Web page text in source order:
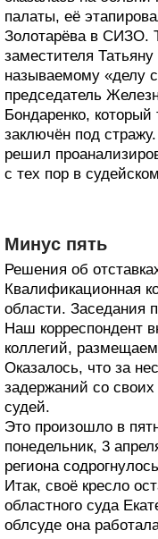
палаты, её
Золотарёва в СИЗО.
заместителя
называемому «делу
председатель
Бондаренко,
заключён под
решил
с тех пор в
Минус пять
Решения об
Квалификационная
области. Заседания
Наш корреспондент
коллегий,
Оказалось, что за
задержаний со
судей.
Это произошло в
понедельник, 3
региона
Итак, своё кресло
областного суда
облсуде она